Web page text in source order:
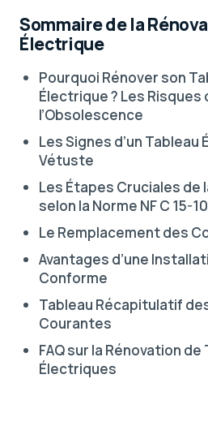
Sommaire de la
Électrique
Pourquoi Rénover son
Électrique ? Les Risques
l’Obsolescence
Les Signes d’un Tableau
Vétuste
Les Étapes Cruciales de
selon la Norme NF C 15-
Le Remplacement des
Avantages d’une
Conforme
Tableau Récapitulatif
Courantes
FAQ sur la Rénovation de
Électriques